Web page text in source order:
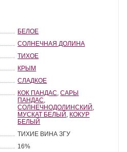
БЕЛОЕ
СОЛНЕЧНАЯ ДОЛИНА
ТИХОЕ
КРЫМ
СЛАДКОЕ
КОК ПАНДАС ,САРЫ
ПАНДАС
СОЛНЕЧНОДОЛИНСКИЙ
МУСКАТ БЕЛЫЙ КОКУР
БЕЛЫЙ
ТИХИЕ ВИНА ЗГУ
16%